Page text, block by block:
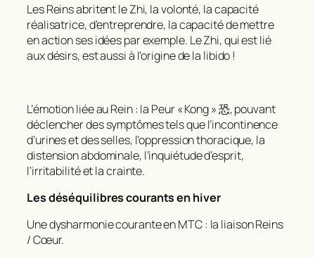
Les Reins abritent le Zhi, la volonté, la capacité
réalisatrice, d’entreprendre, la capacité de mettre
en action ses idées par exemple. Le Zhi, qui est lié
aux désirs, est aussi à l’origine de la libido !
L’émotion liée au Rein : la Peur « Kong » 恐, pouvant
déclencher des symptômes tels que l’incontinence
d’urines et des selles, l’oppression thoracique, la
distension abdominale, l’inquiétude d’esprit,
l’irritabilité et la crainte.
Les déséquilibres courants en hiver
Une dysharmonie courante en MTC : la liaison Reins
/ Cœur.